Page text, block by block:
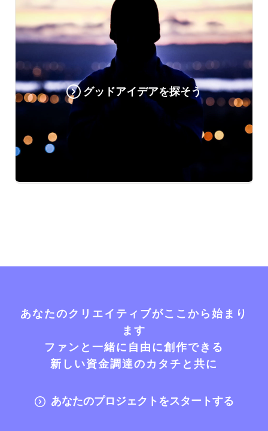
グッドアイデアを探そう
あなたのクリエイティブがここから始まり
ます
ファンと一緒に自由に創作できる
新しい資金調達のカタチと共に
あなたのプロジェクトをスタートする